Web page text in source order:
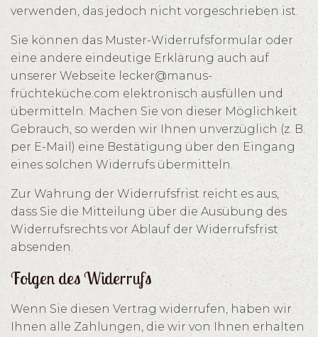
verwenden, das jedoch nicht vorgeschrieben ist.
Sie können das Muster-Widerrufsformular oder
eine andere eindeutige Erklärung auch auf
unserer Webseite lecker@manus-
früchteküche.com elektronisch ausfüllen und
übermitteln. Machen Sie von dieser Möglichkeit
Gebrauch, so werden wir Ihnen unverzüglich (z. B.
per E-Mail) eine Bestätigung über den Eingang
eines solchen Widerrufs übermitteln.
Zur Wahrung der Widerrufsfrist reicht es aus,
dass Sie die Mitteilung über die Ausübung des
Widerrufsrechts vor Ablauf der Widerrufsfrist
absenden.
Folgen des Widerrufs
Wenn Sie diesen Vertrag widerrufen, haben wir
Ihnen alle Zahlungen, die wir von Ihnen erhalten